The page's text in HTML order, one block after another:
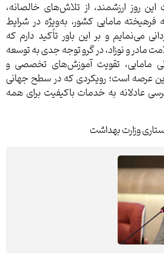
روز ارزشمند، از تلاش‌های خالصانه،
فرهیخته مامایی کشور، به‌ویژه در شرایط
می‌نمایم و بر این باور تأکید دارم که
مادر و نوزاد، در گرو توجه جدی به توسعه
مامایی، تقویت آموزش‌های تخصصی و
عرصه است؛ رویکردی که در سطح جهانی
عادلانه به خدمات باکیفیت برای همه
وزارت بهداشت